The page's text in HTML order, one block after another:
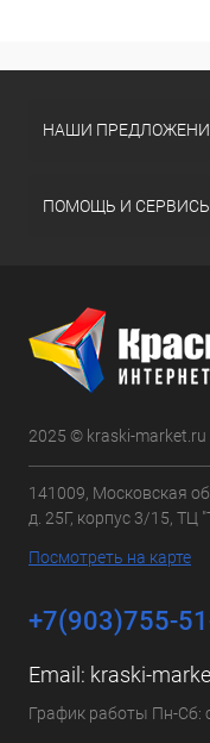
НАШИ
ПОМОЩЬ И
2025 © kraski-market.ru
141009, Московская
д. 25Г, корпус 3/15, ТЦ
Посмотреть на карте
+7(903)755-
Email: kraski-
График работы Пн-Сб: